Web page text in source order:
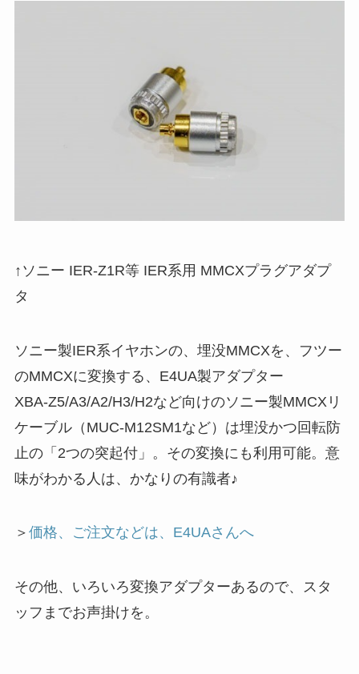
↑ソニー IER-Z1R等 IER系用 MMCXプラグアダプ
タ
ソニー製IER系イヤホンの、埋没MMCXを、フツー
のMMCXに変換する、E4UA製アダプター
XBA-Z5/A3/A2/H3/H2など向けのソニー製MMCXリ
ケーブル（MUC-M12SM1など）は埋没かつ回転防
止の「2つの突起付」。その変換にも利用可能。意
味がわかる人は、かなりの有識者♪
＞ 価格、ご注文などは、E4UAさんへ
その他、いろいろ変換アダプターあるので、スタ
ッフまでお声掛けを。